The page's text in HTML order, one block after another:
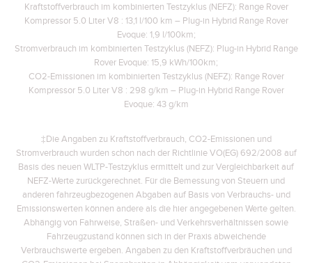
Kraftstoffverbrauch im kombinierten Testzyklus (NEFZ): Range Rover
Kompressor 5.0 Liter V8 : 13,1 l/100 km – Plug-in Hybrid Range Rover
Evoque: 1,9 l/100km;
Stromverbrauch im kombinierten Testzyklus (NEFZ): Plug-in Hybrid Range
Rover Evoque: 15,9 kWh/100km;
CO2-Emissionen im kombinierten Testzyklus (NEFZ): Range Rover
Kompressor 5.0 Liter V8 : 298 g/km – Plug-in Hybrid Range Rover
Evoque: 43 g/km
‡Die Angaben zu Kraftstoffverbrauch, CO2-Emissionen und
Stromverbrauch wurden schon nach der Richtlinie VO(EG) 692/2008 auf
Basis des neuen WLTP-Testzyklus ermittelt und zur Vergleichbarkeit auf
NEFZ-Werte zurückgerechnet. Für die Bemessung von Steuern und
anderen fahrzeugbezogenen Abgaben auf Basis von Verbrauchs- und
Emissionswerten können andere als die hier angegebenen Werte gelten.
Abhängig von Fahrweise, Straßen- und Verkehrsverhältnissen sowie
Fahrzeugzustand können sich in der Praxis abweichende
Verbrauchswerte ergeben. Angaben zu den Kraftstoffverbräuchen und